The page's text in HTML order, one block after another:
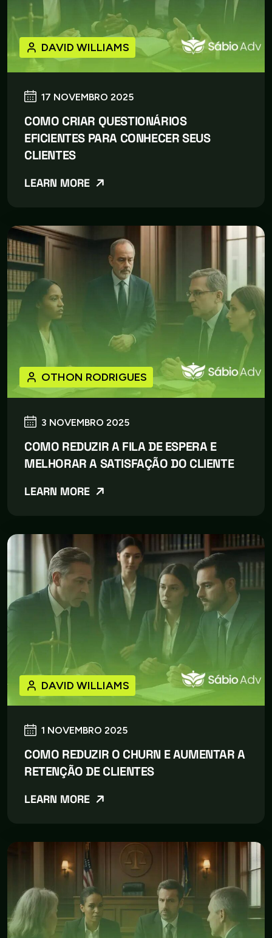
17 NOVEMBRO 2025
DAVID WILLIAMS
COMO CRIAR QUESTIONÁRIOS
EFICIENTES PARA CONHECER SEUS
CLIENTES
LEARN MORE
3 NOVEMBRO 2025
OTHON RODRIGUES
COMO REDUZIR A FILA DE ESPERA E
MELHORAR A SATISFAÇÃO DO CLIENTE
LEARN MORE
1 NOVEMBRO 2025
DAVID WILLIAMS
COMO REDUZIR O CHURN E AUMENTAR A
RETENÇÃO DE CLIENTES
LEARN MORE